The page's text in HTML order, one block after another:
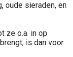
oude sieraden, en
ze o.a. in op
is dan voor